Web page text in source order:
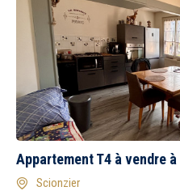
Appartement T4 à vendre
Scionzier